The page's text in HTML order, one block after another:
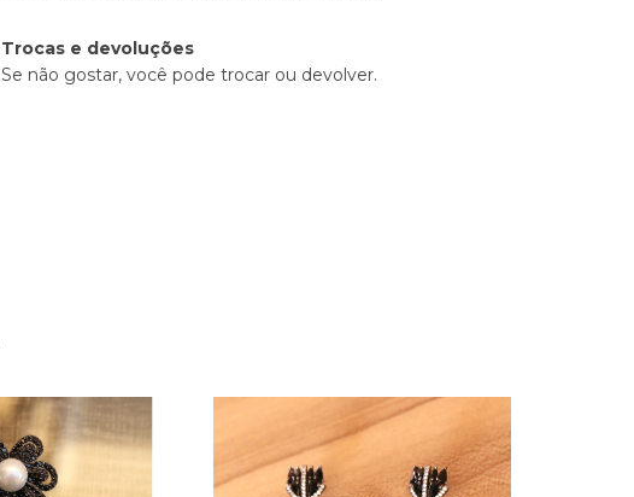
Trocas e devoluções
Se não gostar, você pode trocar ou devolver.